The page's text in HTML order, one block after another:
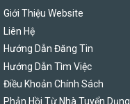
Giới Thiệu Website
Liên Hệ
Hướng Dẫn Đăng Tin
Hướng Dẫn Tìm Việc
Điều Khoản Chính Sách
Phản Hồi Từ Nhà Tuyển Dụng